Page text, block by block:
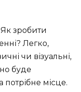
Як зробити
Легко,
чи візуальні,
буде
місце.